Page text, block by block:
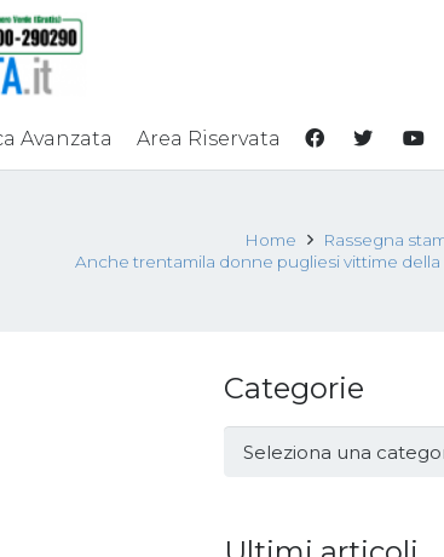
Avanzata Area Riservata
Home Rassegna
Anche trentamila donne pugliesi vittime
Categorie
Categorie